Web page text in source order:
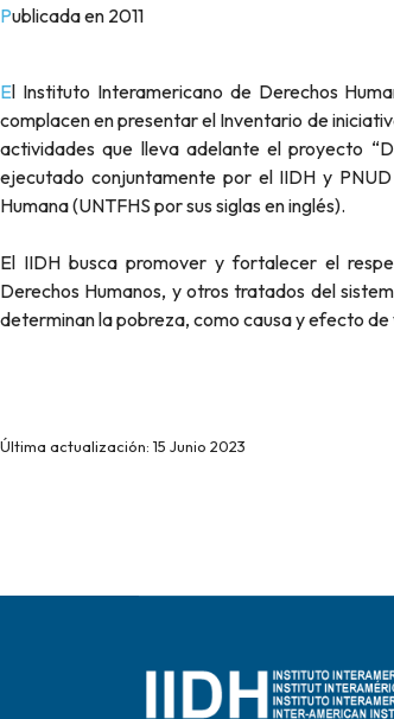
Publicada en 2011
El Instituto Interamericano de Derechos Humanos (IIDH) y el Programa de las Naciones Unidas para el Desarrollo (PNUD) se
complacen en presentar el Inventario de
actividades que lleva adelante el proyecto
ejecutado conjuntamente por el IIDH y
Humana (UNTFHS por sus siglas en inglés).
El IIDH busca promover y fortalecer el
Derechos Humanos, y otros tratados del
determinan la pobreza, como causa y efecto de
Última actualización: 15 Junio 2023